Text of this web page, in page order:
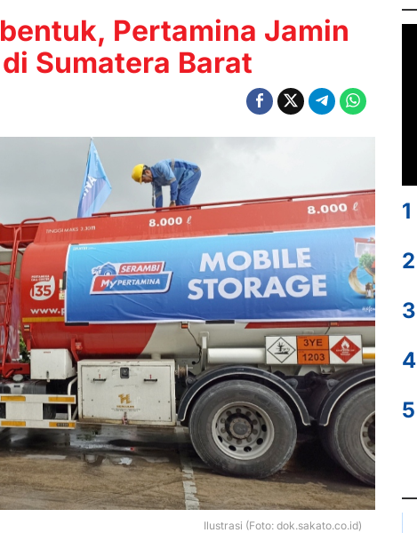
Pertamina Jamin
Sumatera Barat
Ilustrasi (Foto: dok.sakato.co.id)
1
2
3
4
5